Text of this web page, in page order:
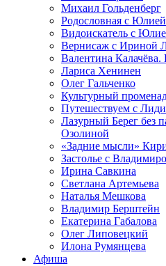
Михаил Гольденберг
Родословная с
Видоискатель с
Вернисаж с Ириной
Валентина Калачёва.
Лариса Хенинен
Олег Гальченко
Культурный
Путешествуем с
Лазурный Берег без
Озолиной
«Задние мысли»
Застолье с
Ирина Савкина
Светлана Артемьева
Наталья Мешкова
Владимир Берштейн
Екатерина Габалова
Олег Липовецкий
Илона Румянцева
Афиша